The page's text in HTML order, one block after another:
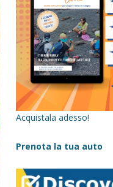
Acquistala adesso!
Prenota la tua auto